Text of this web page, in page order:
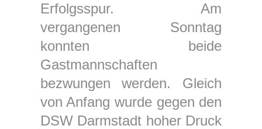
Erfolgsspur. Am
vergangenen Sonntag
konnten beide
Gastmannschaften
bezwungen werden. Gleich
von Anfang wurde gegen den
DSW Darmstadt hoher Druck